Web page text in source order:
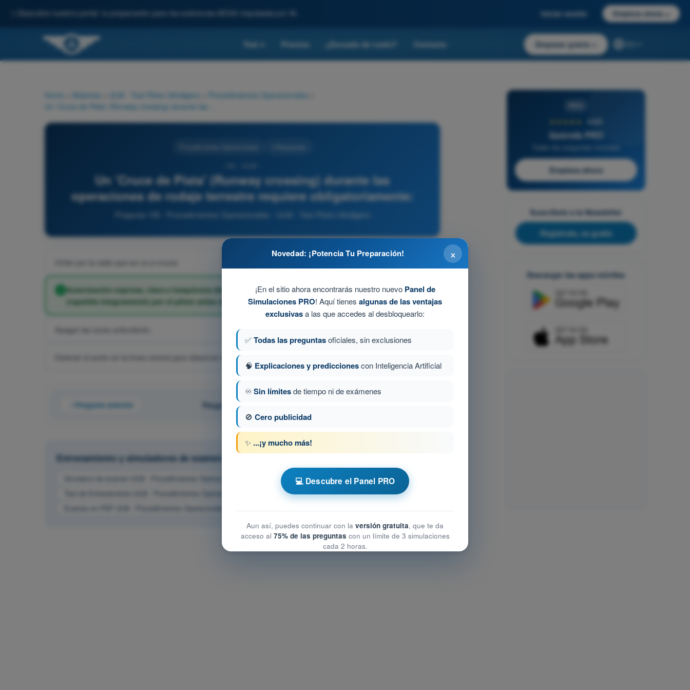
Descubre nuestro portal: tu preparación para los exámenes AESA impulsada por IA. Iniciar sesión Empieza ahora
Test Precios ¿Escuela de vuelo? Contacto Empezar gratis
Home Materias ULM - Test Piloto Ultraligero Procedimientos Operacionales
Un 'Cruce de Pista' (Runway crossing) durante las
operaciones de rodaje terrestre requiere obligatoriamente:
Pregunta 135 - Procedimientos Operacionales - ULM - Test Piloto Ultraligero
Gritar por la radio que se va a cruzar.
Autorización expresa, clara e inequívoca del controlador aéreo, la cual debe ser siempre colacionada
(repetida íntegramente) por el piloto antes de cruzar la línea de espera.
Apagar las luces anticolisión.
Detener el avión en la línea central para observar el tráfico.
Pregunta anterior Pregunta 130 de 239
Entrenamiento y simuladores de examen ULM - Test Piloto Ultraligero
4,6/5
Quizvds PRO
Empieza ahora
Suscríbete a la Newsletter
Regístrate, es gratis
Descargar las apps móviles
×
Novedad: ¡Potencia Tu Preparación!
¡En el sitio ahora encontrarás nuestro nuevo Panel de
Simulaciones PRO! Aquí tienes algunas de las ventajas
exclusivasa las que accedes al desbloquearlo:
✅Todas las preguntasoficiales, sin exclusiones
🧠 Explicaciones y prediccionescon Inteligencia Artificial
♾️Sin límitesde tiempo ni de exámenes
🚫 Cero publicidad
✨ ...¡y mucho más!
💻 Descubre el Panel PRO
Aun así, puedes continuar con la versión gratuita, que te da
acceso al 75% de las preguntas con un límite de 3 simulaciones
cada 2 horas.